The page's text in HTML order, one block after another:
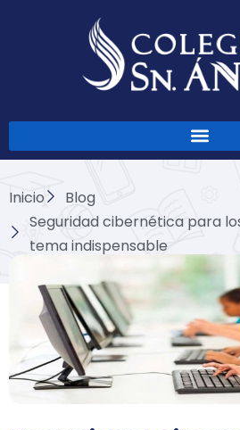
Inicio
Blog
Seguridad cibernética para
tema indispensable